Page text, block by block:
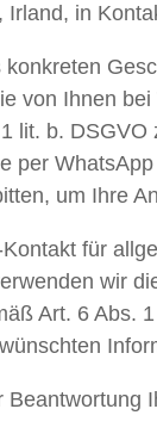
in
von Ihnen
lit. b.
per
um Ihre
für
wir
Art. 6 Abs.